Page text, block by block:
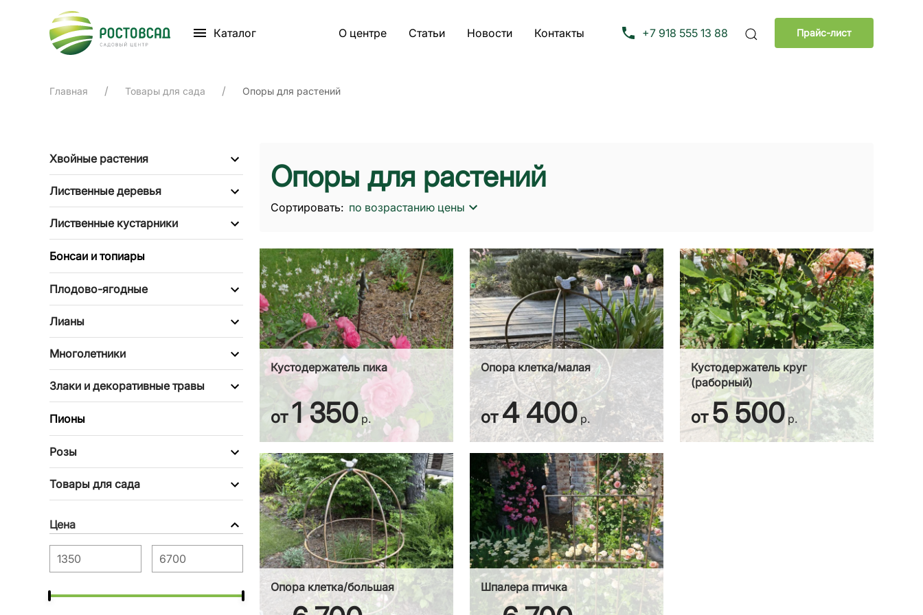
Каталог О центре Статьи Новости Контакты +7 918 555 13 88 Прайс-лист
Главная Товары для сада Опоры для растений
Хвойные растения
Лиственные деревья
Лиственные кустарники
Бонсаи и топиары
Плодово-ягодные
Лианы
Многолетники
Злаки и декоративные травы
Пионы
Розы
Товары для сада
Цена
Опоры для растений
Сортировать: по возрастанию цены
Кустодержатель пика
от1 350 р.
Опора клетка/малая
от4 400 р.
Кустодержатель круг
(раборный)
от5 500 р.
Опора клетка/большая Шпалера птичка